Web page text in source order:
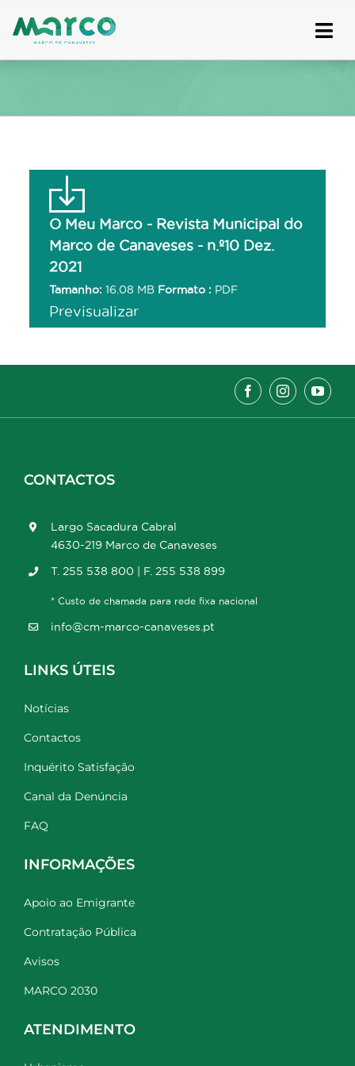
to
O Meu Marco - Revista Municipal do
Marco de Canaveses - n.º10 Dez.
2021
Tamanho: 16.08 MB Formato : PDF
Previsualizar
CONTACTOS
Largo Sacadura Cabral
4630-219 Marco de Canaveses
T. 255 538 800 | F. 255 538 899
* Custo de chamada para rede fixa nacional
info@cm-marco-canaveses.pt
LINKS ÚTEIS
Notícias
Contactos
Inquérito Satisfação
Canal da Denúncia
FAQ
INFORMAÇÕES
Apoio ao Emigrante
Contratação Pública
Avisos
MARCO 2030
ATENDIMENTO